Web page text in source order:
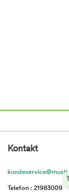
Kontakt
Telefon : 21983009